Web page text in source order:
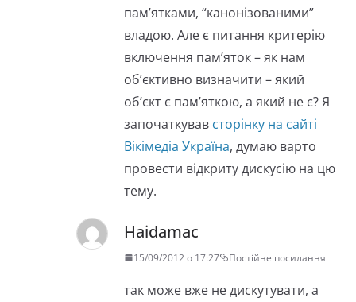
пам’ятками, “канонізованими”
владою. Але є питання критерію
включення пам’яток – як нам
об’єктивно визначити – який
об’єкт є пам’яткою, а який не є? Я
започаткував сторінку на сайті
Вікімедіа Україна, думаю варто
провести відкриту дискусію на цю
тему.
Haidamac
15/09/2012 о 17:27 Постійне посилання
так може вже не дискутувати, а